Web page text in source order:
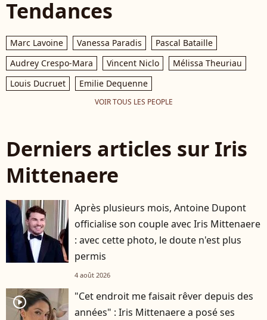
Tendances
Marc Lavoine Vanessa Paradis
Pascal Bataille
Audrey Crespo-Mara
Vincent Niclo
Mélissa Theuriau
Louis Ducruet
Emilie Dequenne
VOIR TOUS LES PEOPLE
Derniers articles sur Iris
Mittenaere
Après plusieurs mois, Antoine Dupont
officialise son couple avec Iris Mittenaere
: avec cette photo, le doute n'est plus
permis
4 août 2026
player2
"Cet endroit me faisait rêver depuis des
années" : Iris Mittenaere a posé ses